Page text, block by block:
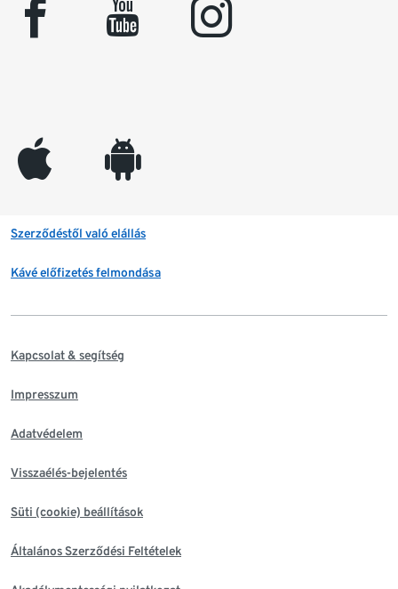
facebook youtube instagram
appleinc android
Szerződéstől való elállás
Kávé előfizetés felmondása
Kapcsolat & segítség
Impresszum
Adatvédelem
Visszaélés-bejelentés
Süti (cookie) beállítások
Általános Szerződési Feltételek